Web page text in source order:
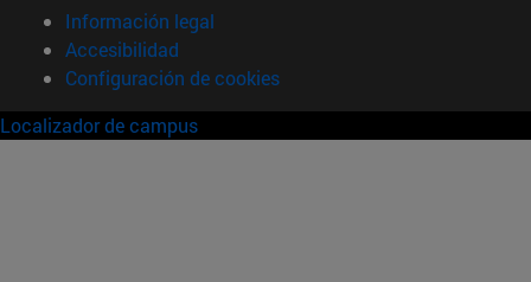
Información legal
Accesibilidad
Configuración de cookies
Localizador de campus